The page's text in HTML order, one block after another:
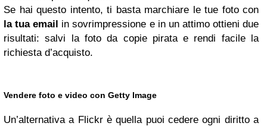
Se hai questo intento, ti basta marchiare le tue foto con
la tua email in sovrimpressione e in un attimo ottieni due
risultati: salvi la foto da copie pirata e rendi facile la
richiesta d’acquisto.
Vendere foto e video con Getty Image
Un’alternativa a Flickr è quella puoi cedere ogni diritto a